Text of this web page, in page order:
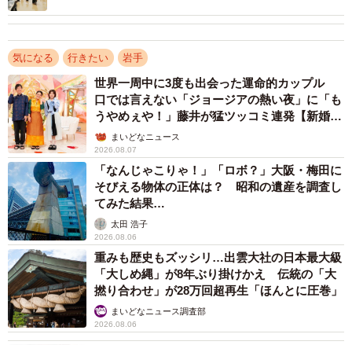
て伝わるようにしました」
――「南部もぐり」では、こういうこと（見学者0）はよく
あるのでしょうか。
「年に数回あるかないかですが、たまにあります。冬の閑
散期に大雪が降った時などです」
ーー南部潜りのほかに、NHKの朝ドラ「あまちゃん」で有
名になった「北限の海女」もありますが、こちらは0のとき
は？
「南部潜り同様くらいであります。南部潜りは当館の展示
課チームがローテーションで潜っています。北限の海女は
現役の海女さんの方に毎週お越しいただき、潜っていただ
いています。まれに訓練を受けた当館の女性スタッフが潜
気になる 行きたい 岩手
世界一周中に3度も出会った運命的カップル
口では言えない「ジョージアの熱い夜」に「も
うやめぇや！」藤井が猛ツッコミ連発【新婚さ
ん】まいどなニュース
2026.08.07
「なんじゃこりゃ！」「ロボ？」大阪・梅田に
そびえる物体の正体は？ 昭和の遺産を調査し
てみた結果…
太田 浩子
2026.08.06
重みも歴史もズッシリ…出雲大社の日本最大級
「大しめ縄」が8年ぶり掛けかえ 伝統の「大
撚り合わせ」が28万回超再生「ほんとに圧巻」
まいどなニュース調査部
2026.08.06